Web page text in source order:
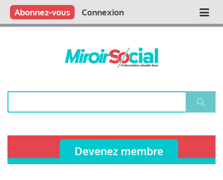
Aller
contenu
Main
Qui sommes nous ?
Vous publiez
Nous publions
Contactez-nous
Abonnez-vous Connexion
Devenez membre